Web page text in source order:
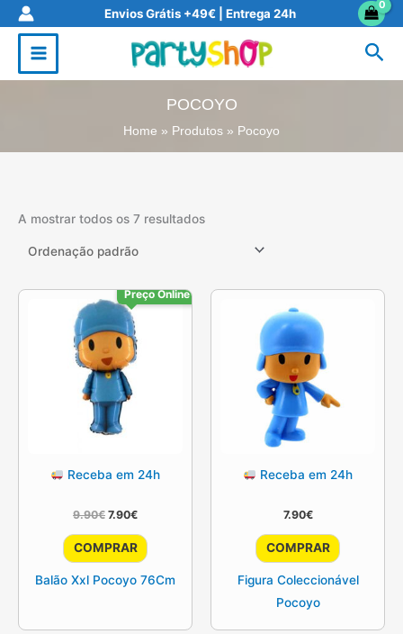
Skip
content
Envios Grátis +49€ | Entrega 24h
POCOYO
Home Produtos Pocoyo
A mostrar todos os 7 resultados
Preço Online
Receba em 24h
9.90€ O
original
era:
7.90€O
atual
é:
COMPRAR
Balão Xxl Pocoyo 76Cm
Receba em 24h
7.90€
COMPRAR
Figura Coleccionável
Pocoyo